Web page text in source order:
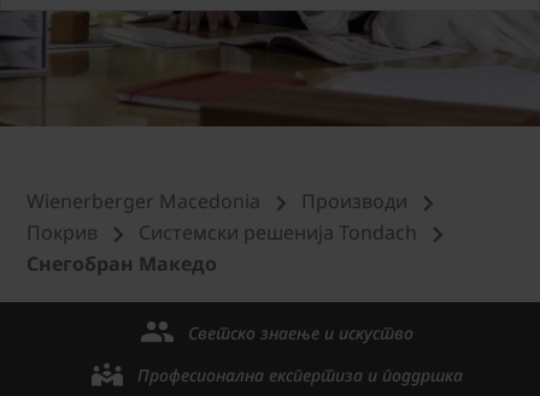
Wienerberger Macedonia
Производи
Покрив
Системски решенија Tondach
Снегобран Македо
Светско знаење и искуство
Професионална експертиза и поддршка